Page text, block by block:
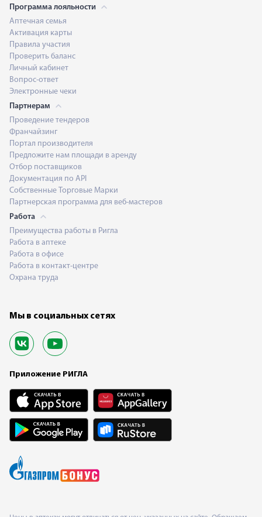
Программа лояльности
Аптечная семья
Активация карты
Правила участия
Проверить баланс
Личный кабинет
Вопрос-ответ
Электронные чеки
Партнерам
Проведение тендеров
Франчайзинг
Портал производителя
Предложите нам площади в аренду
Отбор поставщиков
Документация по API
Собственные Торговые Марки
Партнерская программа для веб-мастеров
Работа
Преимущества работы в Ригла
Работа в аптеке
Работа в офисе
Работа в контакт-центре
Охрана труда
Мы в социальных сетях
Приложение РИГЛА